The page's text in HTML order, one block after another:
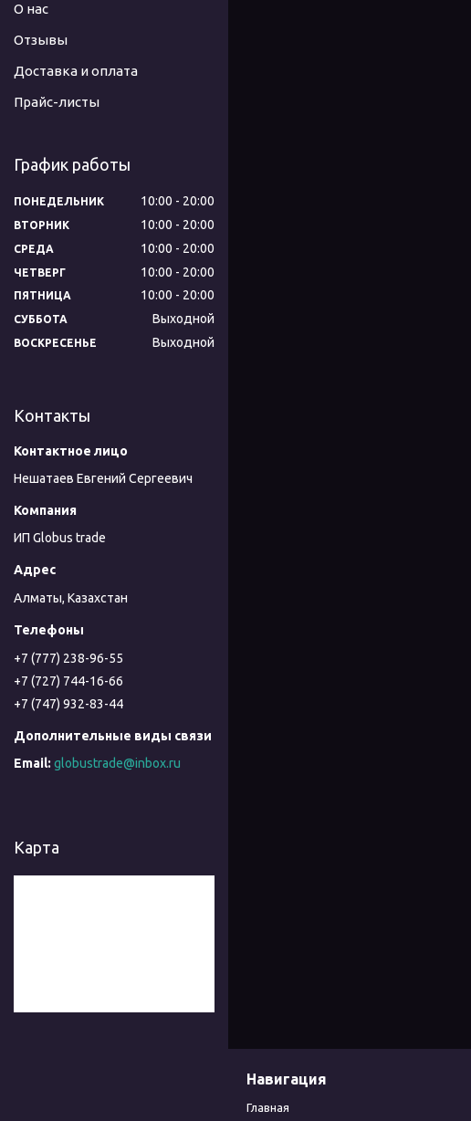
О нас
Отзывы
Доставка и оплата
Прайс-листы
График работы
ПОНЕДЕЛЬНИК 10:00 20:00
ВТОРНИК 10:00 20:00
СРЕДА 10:00 20:00
ЧЕТВЕРГ 10:00 20:00
ПЯТНИЦА 10:00 20:00
СУББОТА Выходной
ВОСКРЕСЕНЬЕ Выходной
Контакты
Нешатаев Евгений Сергеевич
ИП Globus trade
Алматы, Казахстан
+7 (777) 238-96-55
+7 (727) 744-16-66
+7 (747) 932-83-44
globustrade@inbox.ru
Карта
Навигация
Главная